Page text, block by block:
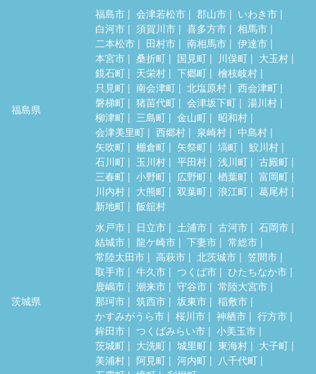
福島県
福島市 会津若松市 郡山市
いわき市
白河市
須賀川市 喜多方市
相馬市
二本松市
田村市 南相馬市
伊達市
本宮市
桑折町 国見町 川俣町
大玉村
鏡石町
天栄村 下郷町
檜枝岐村
只見町
南会津町 北塩原村
西会津町
磐梯町
猪苗代町 会津坂下町
湯川村
柳津町
三島町 金山町
昭和村
会津美里町
西郷村 泉崎村
中島村
矢吹町
棚倉町 矢祭町 塙町
鮫川村
石川町
玉川村 平田村 浅川町
古殿町
三春町
小野町 広野町 楢葉町
富岡町
川内村
大熊町 双葉町 浪江町
葛尾村
新地町
飯舘村
茨城県
水戸市 日立市 土浦市 古河市
石岡市
結城市
龍ケ崎市 下妻市
常総市
常陸太田市
高萩市 北茨城市
笠間市
取手市
牛久市 つくば市
ひたちなか市
鹿嶋市
潮来市 守谷市
常陸大宮市
那珂市
筑西市 坂東市
稲敷市
かすみがうら市
桜川市 神栖市
行方市
鉾田市
つくばみらい市
小美玉市
茨城町
大洗町 城里町 東海村
大子町
美浦村
阿見町 河内町
八千代町